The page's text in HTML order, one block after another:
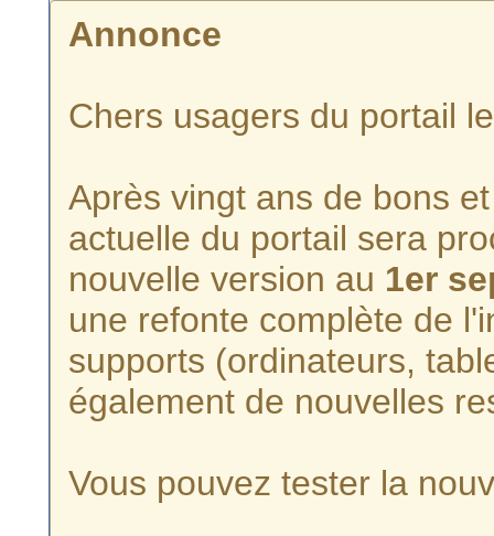
Annonce
Chers usagers du portail
Après vingt ans de bons
actuelle du portail sera
nouvelle version au 1er
une refonte complète de
supports (ordinateurs,
également de nouvelles
Vous pouvez tester la